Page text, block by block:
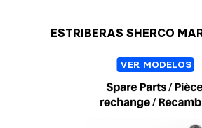
ESTRIBERAS SHERCO
VER MODELOS